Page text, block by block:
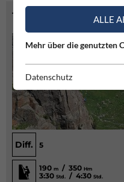
TOURENINFO
Diff. 5
190 m / 350 Hm
3:30 Std. / 4:30 Std.
ALLE
Mehr über die genutzten
Datenschutz